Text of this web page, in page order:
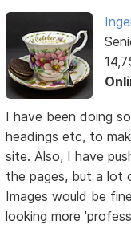
I have been doing
headings etc, to
site. Also, I have
the pages, but a lot
Images would be
looking more